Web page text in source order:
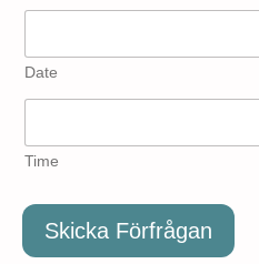
Date
Time
Skicka Förfrågan